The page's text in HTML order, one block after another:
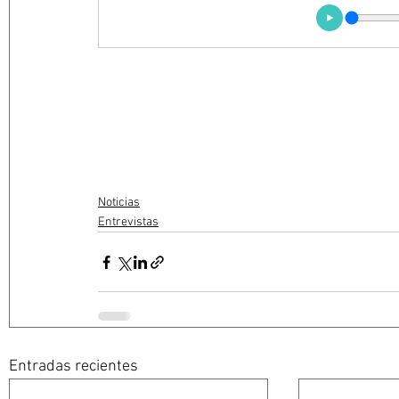
Noticias
Entrevistas
Entradas recientes